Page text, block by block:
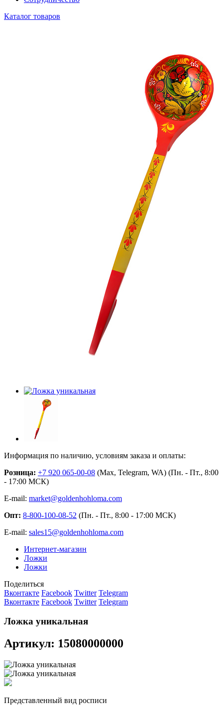
Каталог товаров
Информация по наличию, условиям заказа и оплаты:
Розница: +7 920 065-00-08 (Max, Telegram, WA) (Пн. - Пт., 8:00
- 17:00 МСК)
E-mail: market@goldenhohloma.com
Опт: 8-800-100-08-52 (Пн. - Пт., 8:00 - 17:00 МСК)
E-mail: sales15@goldenhohloma.com
Интернет-магазин
Ложки
Ложки
Поделиться
Вконтакте Facebook Twitter Telegram
Вконтакте Facebook Twitter Telegram
Ложка уникальная
Артикул: 15080000000
Представленный вид росписи